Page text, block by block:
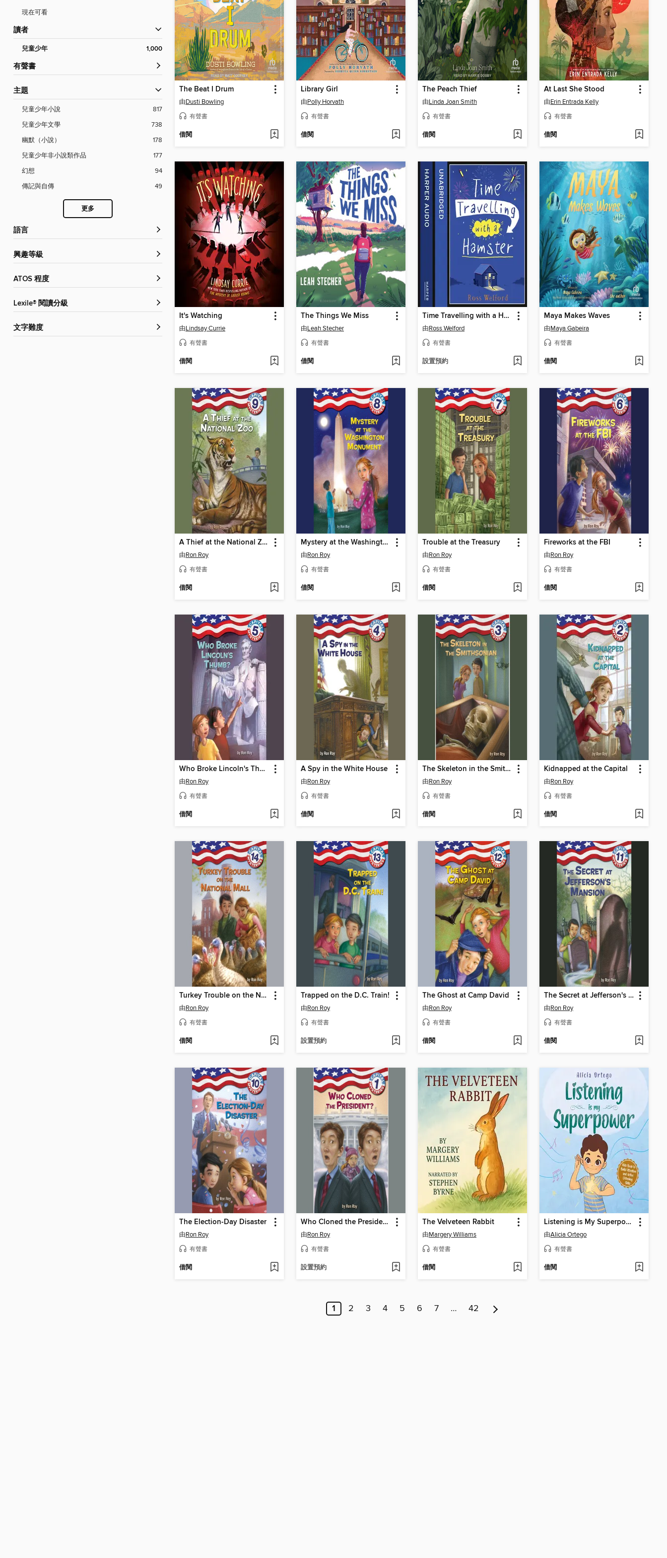
現在可看
讀者
兒童少年 1,000
有聲書
主題
兒童少年小說
817
兒童少年文學
738
幽默（小說）
178
兒童少年非小說類作品
177
幻想
94
傳記與自傳
49
更多
語言
興趣等級
ATOS 程度
Lexile® 閱讀分級
文字難度
The Beat I Drum
由Dusti Bowling
有聲書
借閱
Library Girl
由Polly Horvath
有聲書
借閱
The Peach Thief
由Linda Joan Smith
有聲書
借閱
At Last She Stood
由Erin Entrada Kelly
有聲書
借閱
It's Watching
由Lindsay Currie
有聲書
借閱
The Things We Miss
由Leah Stecher
有聲書
借閱
Time Travelling with a Hamster
由Ross Welford
有聲書
設置預約
Maya Makes Waves
由Maya Gabeira
有聲書
借閱
A Thief at the National Zoo
由Ron Roy
有聲書
借閱
Mystery at the Washington Monument
由Ron Roy
有聲書
借閱
Trouble at the Treasury
由Ron Roy
有聲書
借閱
Fireworks at the FBI
由Ron Roy
有聲書
借閱
Who Broke Lincoln's Thumb?
由Ron Roy
有聲書
借閱
A Spy in the White House
由Ron Roy
有聲書
借閱
The Skeleton in the Smithsonian
由Ron Roy
有聲書
借閱
Kidnapped at the Capital
由Ron Roy
有聲書
借閱
Turkey Trouble on the National Mall
由Ron Roy
有聲書
借閱
Trapped on the D.C. Train!
由Ron Roy
有聲書
設置預約
The Ghost at Camp David
由Ron Roy
有聲書
借閱
The Secret at Jefferson's Mansion
由Ron Roy
有聲書
借閱
The Election-Day Disaster
由Ron Roy
有聲書
借閱
Who Cloned the President?
由Ron Roy
有聲書
設置預約
The Velveteen Rabbit
由Margery Williams
有聲書
借閱
Listening is My Superpower
由Alicia Ortego
有聲書
借閱
1 2 3 4 5 6 7 … 42